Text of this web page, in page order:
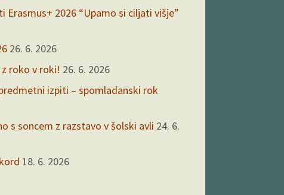
2026 “Upamo si ciljati višje”
26. 6. 2026
roko v roki! 26. 6. 2026
izpiti – spomladanski rok
s soncem z razstavo v šolski avli 24. 6.
18. 6. 2026